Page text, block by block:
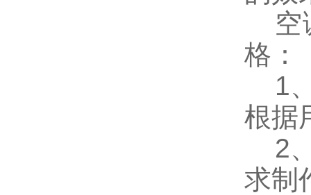
空
格：
1、
根据
2、
求制